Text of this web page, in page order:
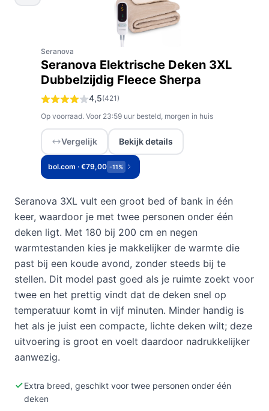
Seranova
Seranova Elektrische Deken 3XL
Dubbelzijdig Fleece Sherpa
4,5(421)
Op voorraad. Voor 23:59 uur besteld, morgen in huis
Vergelijk Bekijk details
bol.com · €79,00 -11%
Seranova 3XL vult een groot bed of bank in één
keer, waardoor je met twee personen onder één
deken ligt. Met 180 bij 200 cm en negen
warmtestanden kies je makkelijker de warmte die
past bij een koude avond, zonder steeds bij te
stellen. Dit model past goed als je ruimte zoekt voor
twee en het prettig vindt dat de deken snel op
temperatuur komt in vijf minuten. Minder handig is
het als je juist een compacte, lichte deken wilt; deze
uitvoering is groot en voelt daardoor nadrukkelijker
aanwezig.
Extra breed, geschikt voor twee personen onder één
deken